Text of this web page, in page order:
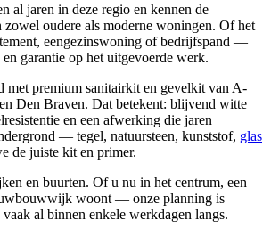
al jaren in deze regio en kennen de
zowel oudere als moderne woningen. Of het
eengezinswoning of bedrijfspand —
garantie op het uitgevoerde werk.
met premium sanitairkit en gevelkit van A-
Den Braven. Dat betekent: blijvend witte
en een afwerking die jaren
— tegel, natuursteen, kunststof, glas
de juiste kit en primer.
en buurten. Of u nu in het centrum, een
woont — onze planning is
al binnen enkele werkdagen langs.